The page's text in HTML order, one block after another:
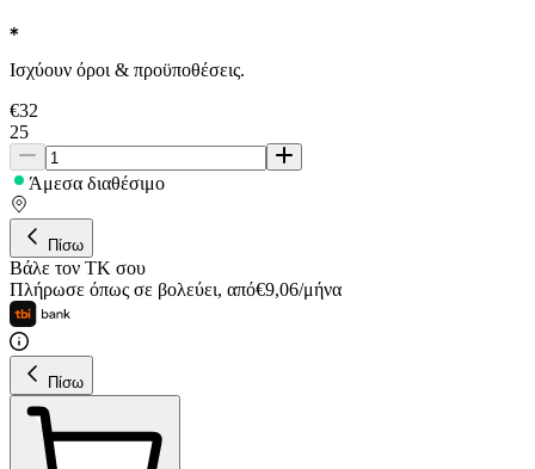
Ισχύουν όροι & προϋποθέσεις.
€32
25
Άμεσα διαθέσιμο
Πίσω
Βάλε τον ΤΚ σου
Πλήρωσε όπως σε βολεύει, από€9,06/μήνα
Πίσω